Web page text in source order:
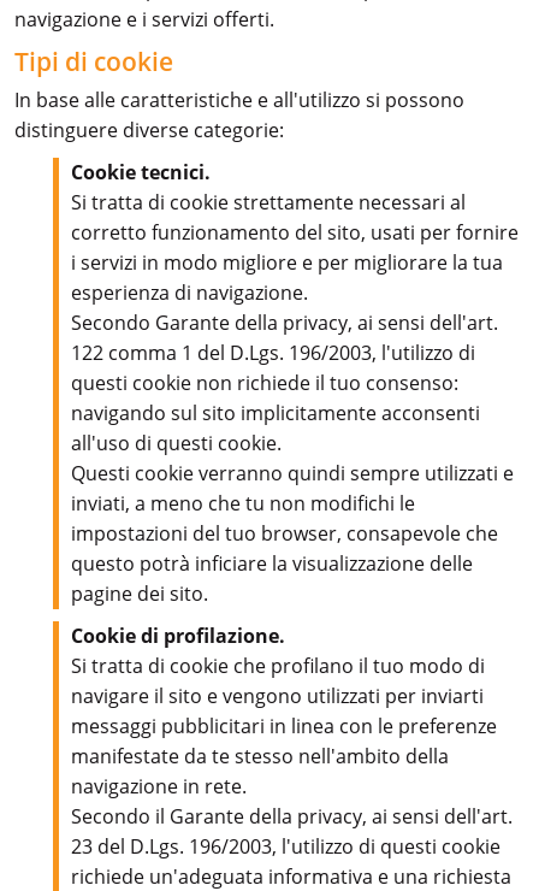
navigazione e i servizi offerti.
Tipi di cookie
In base alle caratteristiche e all'utilizzo si possono
distinguere diverse categorie:
Cookie tecnici.
Si tratta di cookie strettamente necessari al
corretto funzionamento del sito, usati per fornire
i servizi in modo migliore e per migliorare la tua
esperienza di navigazione.
Secondo Garante della privacy, ai sensi dell'art.
122 comma 1 del D.Lgs. 196/2003, l'utilizzo di
questi cookie non richiede il tuo consenso:
navigando sul sito implicitamente acconsenti
all'uso di questi cookie.
Questi cookie verranno quindi sempre utilizzati e
inviati, a meno che tu non modifichi le
impostazioni del tuo browser, consapevole che
questo potrà inficiare la visualizzazione delle
pagine dei sito.
Cookie di profilazione.
Si tratta di cookie che profilano il tuo modo di
navigare il sito e vengono utilizzati per inviarti
messaggi pubblicitari in linea con le preferenze
manifestate da te stesso nell'ambito della
navigazione in rete.
Secondo il Garante della privacy, ai sensi dell'art.
23 del D.Lgs. 196/2003, l'utilizzo di questi cookie
richiede un'adeguata informativa e una richiesta